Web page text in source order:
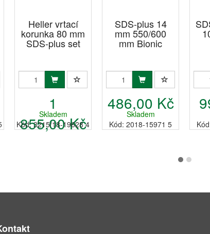
Heller vrtací
korunka 80 mm
SDS-plus set
1
855,00 Kč
Skladem
Kód: 3215/18-19628 4
SDS-plus 14
mm 550/600
mm Bionic
486,00 Kč
Skladem
Kód: 2018-15971 5